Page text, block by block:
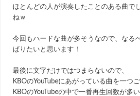
ほとんどの人が演奏したことのある曲で
ねｗ
今回もハードな曲が多そうなので、なる
ばりたいと思います！
最後に文字だけではつまらないので、
KBOのYouTubeにあがっている曲を一つ
KBOのYouTubeの中で一番再生回数が多